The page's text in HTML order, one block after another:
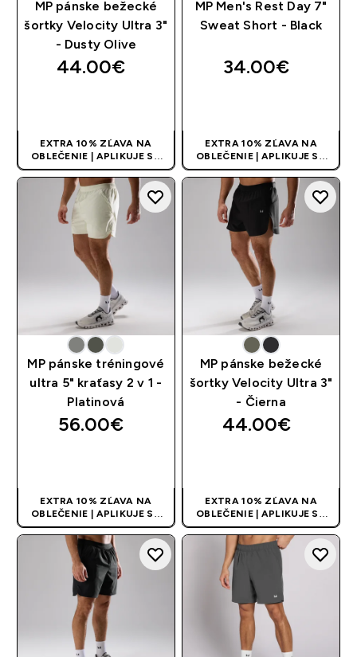
MP pánske bežecké
šortky Velocity Ultra 3"
- Dusty Olive
44.00€‎
EXTRA 10% ZĽAVA NA
OBLEČENIE | APLIKUJE SA
AUTOMATICKY PRI KÚPE 3
KS
MP Men's Rest Day 7"
Sweat Short - Black
34.00€‎
EXTRA 10% ZĽAVA NA
OBLEČENIE | APLIKUJE SA
AUTOMATICKY PRI KÚPE 3
KS
MP pánske tréningové
ultra 5" kraťasy 2 v 1 -
Platinová
56.00€‎
EXTRA 10% ZĽAVA NA
OBLEČENIE | APLIKUJE SA
AUTOMATICKY PRI KÚPE 3
KS
MP pánske bežecké
šortky Velocity Ultra 3"
- Čierna
44.00€‎
EXTRA 10% ZĽAVA NA
OBLEČENIE | APLIKUJE SA
AUTOMATICKY PRI KÚPE 3
KS